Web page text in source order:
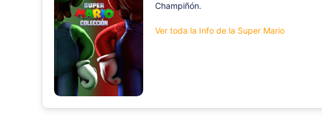
Champiñón.
Ver toda la Info de la Super Mario